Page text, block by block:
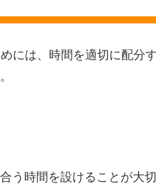
には、時間を適切に配分
う時間を設けることが大